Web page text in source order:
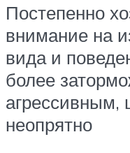
Постепенно
внимание на
вида и
более
агрессивным,
неопрятно